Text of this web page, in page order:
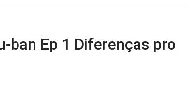
ban Ep 1 Diferenças pro